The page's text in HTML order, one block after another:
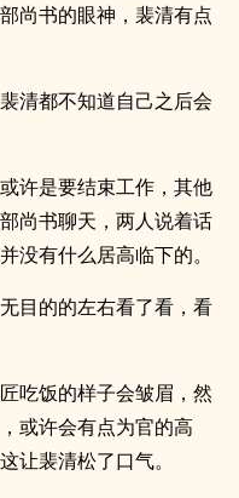
尚书的眼神，裴清有点
清都不知道自己之后会
许是要结束工作，其他
尚书聊天，两人说着话
没有什么居高临下的。
目的的左右看了看，看
吃饭的样子会皱眉，然
或许会有点为官的高
让裴清松了口气。